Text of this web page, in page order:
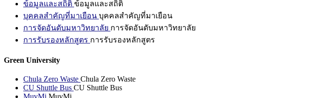
ข้อมูลและสถิติ ข้อมูลและสถิติ
บุคคลสำคัญที่มาเยือน บุคคลสำคัญที่มาเยือน
การจัดอันดับมหาวิทยาลัย การจัดอันดับมหาวิทยาลัย
การรับรองหลักสูตร การรับรองหลักสูตร
Green University
Chula Zero Waste Chula Zero Waste
CU Shuttle Bus CU Shuttle Bus